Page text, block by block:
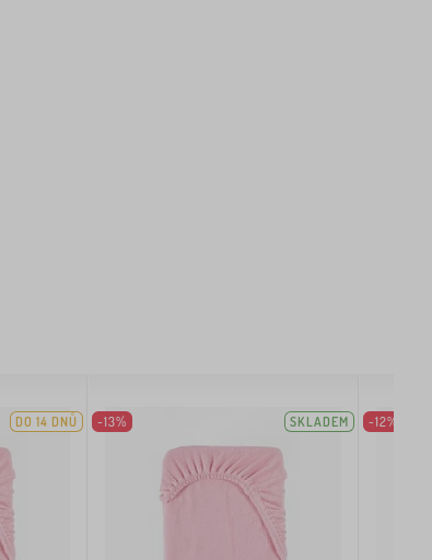
DO 14 DNŮ -13% SKLADEM -12%